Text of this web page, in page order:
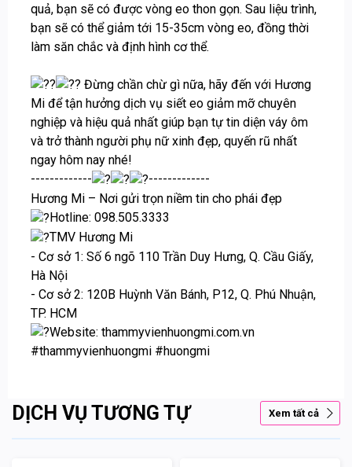
quả, bạn sẽ có được vòng eo thon gọn. Sau liệu trình,
bạn sẽ có thể giảm tới 15-35cm vòng eo, đồng thời
làm săn chắc và định hình cơ thể.
Đừng chần chừ gì nữa, hãy đến với Hương
Mi để tận hưởng dịch vụ siết eo giảm mỡ chuyên
nghiệp và hiệu quả nhất giúp bạn tự tin diện váy ôm
và trở thành người phụ nữ xinh đẹp, quyến rũ nhất
ngay hôm nay nhé!
-------------
-------------
Hương Mi – Nơi gửi trọn niềm tin cho phái đẹp
Hotline: 098.505.3333
TMV Hương Mi
- Cơ sở 1: Số 6 ngõ 110 Trần Duy Hưng, Q. Cầu Giấy,
Hà Nội
- Cơ sở 2: 120B Huỳnh Văn Bánh, P12, Q. Phú Nhuận,
TP. HCM
Website: thammyvienhuongmi.com.vn
#thammyvienhuongmi #huongmi
DỊCH VỤ TƯƠNG TỰ Xem tất cả